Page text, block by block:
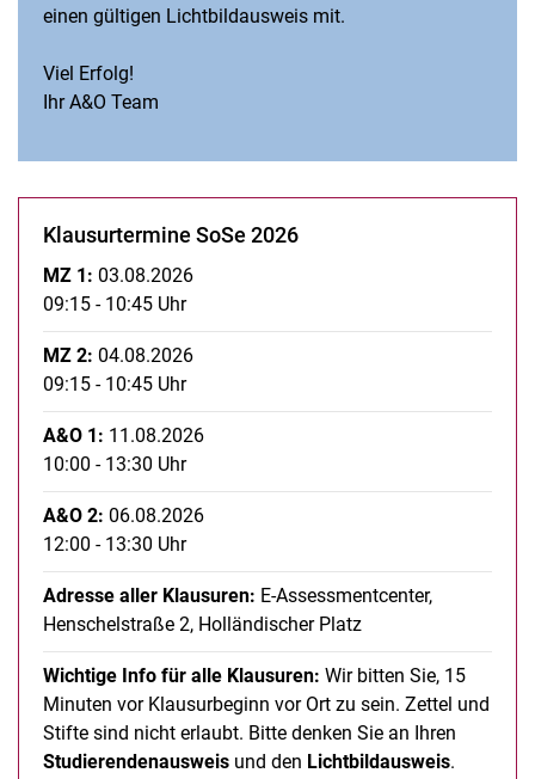
einen gültigen Lichtbildausweis mit.
Viel Erfolg!
Ihr A&O Team
Klausurtermine SoSe 2026
MZ 1: 03.08.2026
09:15 - 10:45 Uhr
MZ 2: 04.08.2026
09:15 - 10:45 Uhr
A&O 1: 11.08.2026
10:00 - 13:30 Uhr
A&O 2: 06.08.2026
12:00 - 13:30 Uhr
Adresse aller Klausuren: E-Assessmentcenter,
Henschelstraße 2, Holländischer Platz
Wichtige Info für alle Klausuren: Wir bitten Sie, 15
Minuten vor Klausurbeginn vor Ort zu sein. Zettel und
Stifte sind nicht erlaubt. Bitte denken Sie an Ihren
Studierendenausweis und den Lichtbildausweis.